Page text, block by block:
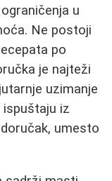
u
Ne postoji
po
je najteži
uzimanje
ispuštaju iz
umesto